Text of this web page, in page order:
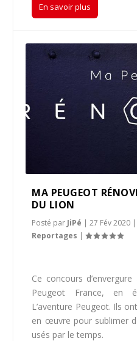
En savoir plus
MA PEUGEOT
DU LION
Posté parJiPé |27 Fév 2020
Reportages |
Ce concours
Peugeot France, en
L’aventure Peugeot. Ils
en œuvre pour sublimer
usés par le temps.